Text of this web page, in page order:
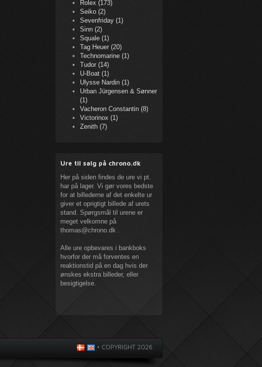
Rolex (173)
Seiko (2)
Sevenfriday (1)
Sinn (2)
Squale (1)
Tag Heuer (20)
Technomarine (1)
Tudor (14)
U-Boat (1)
Ulysse Nardin (1)
Urban Jürgensen & Sønner
(1)
Vacheron Constantin (8)
Victorinox (1)
Zenith (7)
Ure til salg på chrono.dk
Her på siden findes de ure vi pt.
har på lager. Vi gør vores bedste
for at billederne af det enkelte ur
giver et oprigtigt billede af urets
stand. Spørgsmål til urene er
meget velkomne på
thomas@chrono.dk .
Alle ure opbevares i bankboks
hvorfor der må forventes en
reaktionstid på en dag hvis der
ønskes ekstra billeder, eller
besigtigelse.
COPYRIGHT 2026
•